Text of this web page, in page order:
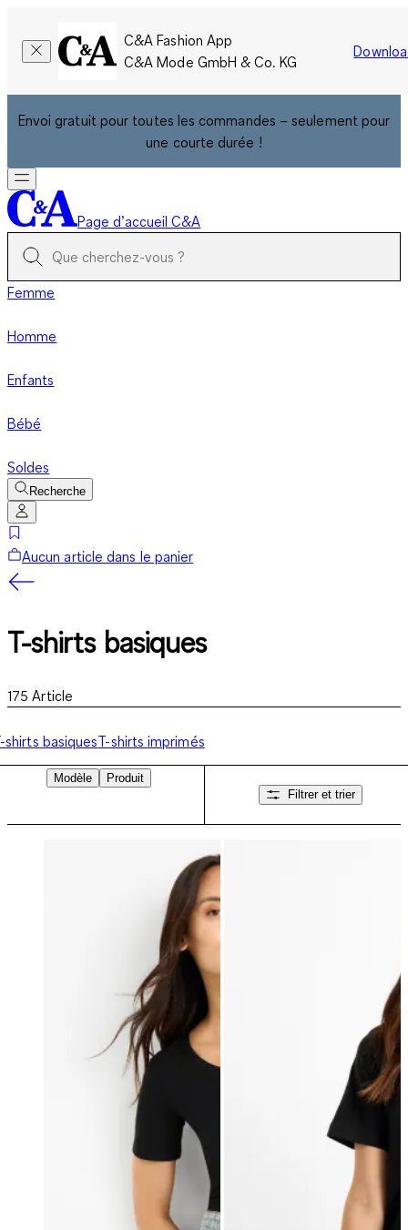
C&A Fashion App
C&A Mode GmbH & Co. KG
Envoi gratuit pour toutes les commandes – seulement pour
une courte durée !
Page d’accueil C&A
Femme
Homme
Enfants
Bébé
Soldes
Recherche
Aucun article dans le panier
T-shirts basiques
175 Article
shirts basiquesT-shirts imprimés
Modèle
Produit
Filtrer et trier